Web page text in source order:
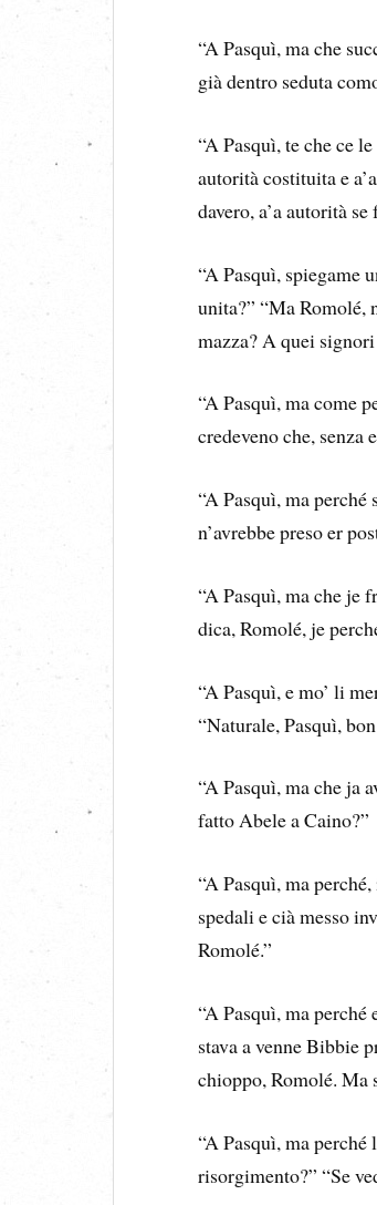
“A Pasquì, ma che
già dentro seduta
“A Pasquì, te che ce
autorità costituita e
davero, a’a autorità
“A Pasquì, spiegame
unita?” “Ma Romolé,
mazza? A quei
“A Pasquì, ma come
credeveno che, senza
“A Pasquì, ma perché
n’avrebbe preso er
“A Pasquì, ma che je
dica, Romolé, je
“A Pasquì, e mo’ li
“Naturale, Pasquì,
“A Pasquì, ma che ja
fatto Abele a Caino?”
“A Pasquì, ma
spedali e cià messo
Romolé.”
“A Pasquì, ma
stava a venne Bibbie
chioppo, Romolé. Ma
“A Pasquì, ma
risorgimento?” “Se